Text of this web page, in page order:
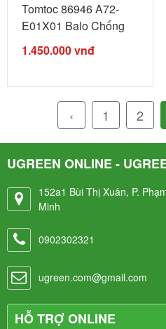
Tomtoc 86946 A72-
E01X01 Balo Chống
trộm ...
1.450.000vnđ
‹ 1 2
UGREEN ONLINE -
152a1 Bùi Thị Xuân, P.
Minh
0902302321
ugreen.com@gmail.com
HỖ TRỢ ONLINE